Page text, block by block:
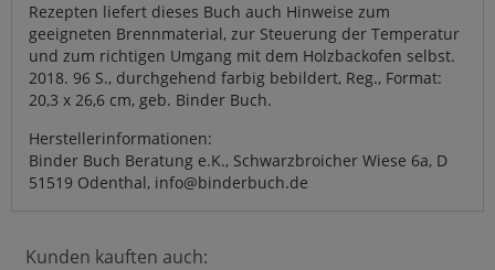
Rezepten liefert dieses Buch auch Hinweise zum
geeigneten Brennmaterial, zur Steuerung der Temperatur
und zum richtigen Umgang mit dem Holzbackofen selbst.
2018. 96 S., durchgehend farbig bebildert, Reg., Format:
20,3 x 26,6 cm, geb. Binder Buch.
Herstellerinformationen:
Binder Buch Beratung e.K., Schwarzbroicher Wiese 6a, D
51519 Odenthal, info@binderbuch.de
Kunden kauften auch: